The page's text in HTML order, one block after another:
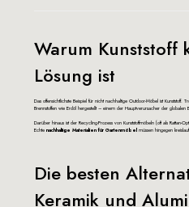
Warum Kunststoff
Lösung ist
Das offensichtlichste Beispiel für nicht nachhaltige Outdoor-Möbel ist Kunststoff.
Brennstoffen wie Erdöl hergestellt – einem der Hauptverursacher der globalen
Darüber hinaus ist der Recycling-Prozess von Kunststoffmöbeln (oft als Rattan-
Echte nachhaltige Materialien für Gartenmöbel müssen hingegen
Die besten
Keramik und